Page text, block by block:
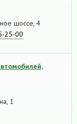
шоссе, 4
25-00
1